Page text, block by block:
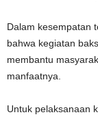
Dalam kesempatan
bahwa kegiatan
membantu
manfaatnya.
Untuk pelaksanaan